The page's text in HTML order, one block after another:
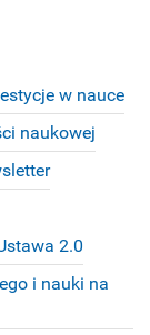
w nauce
naukowej
2.0
i nauki na